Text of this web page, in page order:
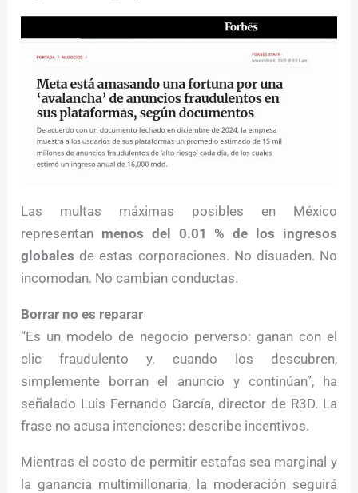
Las multas máximas posibles en México
representan menos del 0.01 % de los ingresos
globales de estas corporaciones. No disuaden. No
incomodan. No cambian conductas.
Borrar no es reparar
“Es un modelo de negocio perverso: ganan con el
clic fraudulento y, cuando los descubren,
simplemente borran el anuncio y continúan”, ha
señalado Luis Fernando García, director de R3D. La
frase no acusa intenciones: describe incentivos.
Mientras el costo de permitir estafas sea marginal y
la ganancia multimillonaria, la moderación seguirá